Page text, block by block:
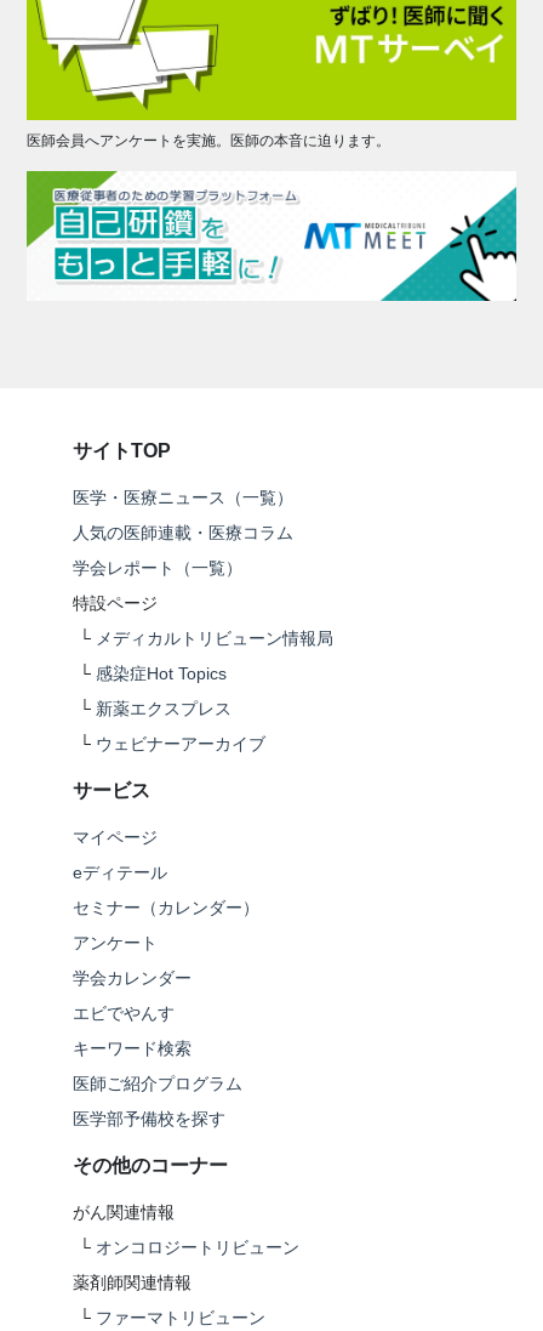
医師会員へアンケートを実施。医師の本音に迫ります。
サイトTOP
医学・医療ニュース（一覧）
人気の医師連載・医療コラム
学会レポート（一覧）
特設ページ
└ メディカルトリビューン情報局
└ 感染症Hot Topics
└ 新薬エクスプレス
└ ウェビナーアーカイブ
サービス
マイページ
eディテール
セミナー（カレンダー）
アンケート
学会カレンダー
エビでやんす
キーワード検索
医師ご紹介プログラム
医学部予備校を探す
その他のコーナー
がん関連情報
└ オンコロジートリビューン
薬剤師関連情報
└ ファーマトリビューン